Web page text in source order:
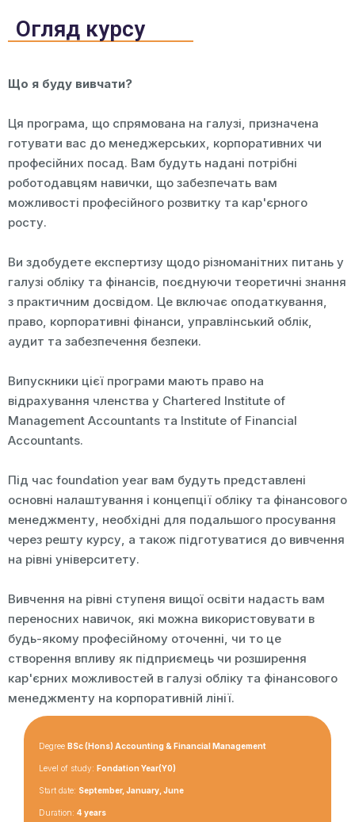
Огляд курсу
Що я буду вивчати?
Ця програма, що спрямована на галузі, призначена
готувати вас до менеджерських, корпоративних чи
професійних посад. Вам будуть надані потрібні
роботодавцям навички, що забезпечать вам
можливості професійного розвитку та кар'єрного
росту.
Ви здобудете експертизу щодо різноманітних питань у
галузі обліку та фінансів, поєднуючи теоретичні знання
з практичним досвідом. Це включає оподаткування,
право, корпоративні фінанси, управлінський облік,
аудит та забезпечення безпеки.
Випускники цієї програми мають право на
відрахування членства у Chartered Institute of
Management Accountants та Institute of Financial
Accountants.
Під час foundation year вам будуть представлені
основні налаштування і концепції обліку та фінансового
менеджменту, необхідні для подальшого просування
через решту курсу, а також підготуватися до вивчення
на рівні університету.
Вивчення на рівні ступеня вищої освіти надасть вам
переносних навичок, які можна використовувати в
будь-якому професійному оточенні, чи то це
створення впливу як підприємець чи розширення
кар'єрних можливостей в галузі обліку та фінансового
менеджменту на корпоративній лінії.
DegreeBSc (Hons) Accounting & Financial Management
Level of study:Fondation Year(Y0)
Start date: September, January, June
Duration:4 years